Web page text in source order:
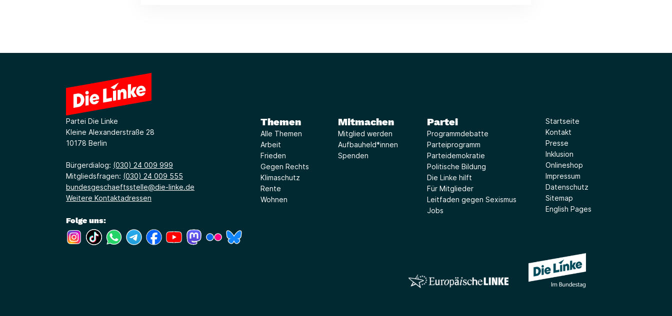
Partei Die Linke
Kleine Alexanderstraße 28
10178 Berlin
Bürgerdialog: (030) 24 009 999
Mitgliedsfragen: (030) 24 009 555
bundesgeschaeftsstelle@die-linke.de
Weitere Kontaktadressen
Folge uns:
(Link öffnet ein neues Fenster)
(Link öffnet ein neues Fenster)
(Link öffnet ein neues Fenster)
(Link öffnet ein neues Fenster)
(Link öffnet ein neues Fenster)
(Link öffnet ein neues Fenster)
(Link öffnet ein neues Fenster)
(Link öffnet ein neues Fenster)
Themen
Alle Themen
Arbeit
Frieden
Gegen Rechts
Klimaschutz
Rente
Wohnen
Mitmachen
Mitglied werden
Aufbauheld*innen
Spenden
Partei
Programmdebatte
Parteiprogramm
Parteidemokratie
Politische Bildung
Die Linke hilft
Für Mitglieder
Leitfaden gegen Sexismus
Jobs
Startseite
Kontakt
Presse
Inklusion
Onlineshop
Impressum
Datenschutz
Sitemap
English Pages
(Link öffnet ein neues Fenster)